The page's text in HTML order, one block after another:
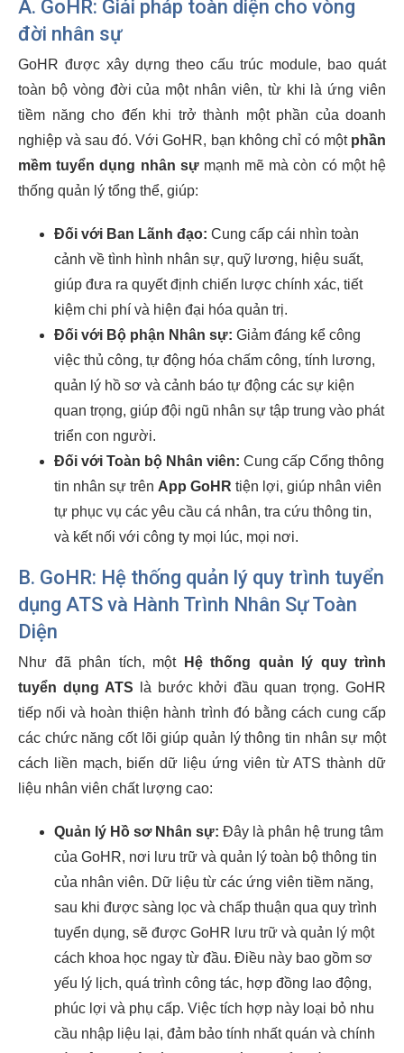
A. GoHR: Giải pháp toàn diện cho vòng
đời nhân sự
GoHR được xây dựng theo cấu trúc module, bao quát
toàn bộ vòng đời của một nhân viên, từ khi là ứng viên
tiềm năng cho đến khi trở thành một phần của doanh
nghiệp và sau đó. Với GoHR, bạn không chỉ có một phần
mềm tuyển dụng nhân sựmạnh mẽ mà còn có một hệ
thống quản lý tổng thể, giúp:
Đối với Ban Lãnh đạo: Cung cấp cái nhìn toàn
cảnh về tình hình nhân sự, quỹ lương, hiệu suất,
giúp đưa ra quyết định chiến lược chính xác, tiết
kiệm chi phí và hiện đại hóa quản trị.
Đối với Bộ phận Nhân sự: Giảm đáng kể công
việc thủ công, tự động hóa chấm công, tính lương,
quản lý hồ sơ và cảnh báo tự động các sự kiện
quan trọng, giúp đội ngũ nhân sự tập trung vào phát
triển con người.
Đối với Toàn bộ Nhân viên: Cung cấp Cổng thông
tin nhân sự trên App GoHR tiện lợi, giúp nhân viên
tự phục vụ các yêu cầu cá nhân, tra cứu thông tin,
và kết nối với công ty mọi lúc, mọi nơi.
B. GoHR: Hệ thống quản lý quy trình tuyển
dụng ATS và Hành Trình Nhân Sự Toàn
Diện
Như đã phân tích, một
Hệ thống quản lý quy trình
tuyển dụng ATS là bước khởi đầu quan trọng. GoHR
tiếp nối và hoàn thiện hành trình đó bằng cách cung cấp
các chức năng cốt lõi giúp quản lý thông tin nhân sự một
cách liền mạch, biến dữ liệu ứng viên từ ATS thành dữ
liệu nhân viên chất lượng cao:
Quản lý Hồ sơ Nhân sự: Đây là phân hệ trung tâm
của GoHR, nơi lưu trữ và quản lý toàn bộ thông tin
của nhân viên. Dữ liệu từ các ứng viên tiềm năng,
sau khi được sàng lọc và chấp thuận qua quy trình
tuyển dụng, sẽ được GoHR lưu trữ và quản lý một
cách khoa học ngay từ đầu. Điều này bao gồm sơ
yếu lý lịch, quá trình công tác, hợp đồng lao động,
phúc lợi và phụ cấp. Việc tích hợp này loại bỏ nhu
cầu nhập liệu lại, đảm bảo tính nhất quán và chính